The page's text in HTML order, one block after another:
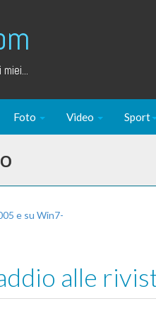
Foto Video Sport
e su Win7-
alle